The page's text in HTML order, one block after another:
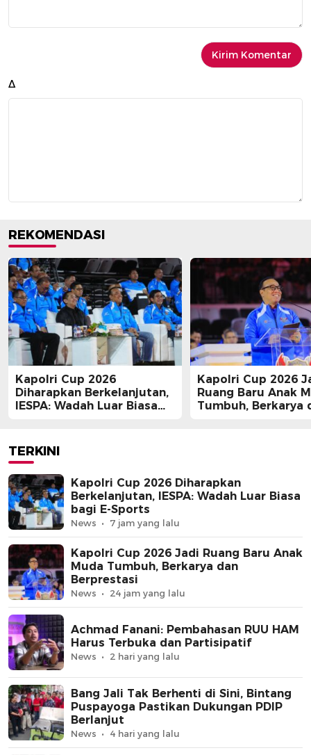
Δ
REKOMENDASI
Kapolri Cup 2026
Diharapkan Berkelanjutan,
IESPA: Wadah Luar Biasa
Kapolri Cup 2026
Ruang Baru Anak
Tumbuh, Berkarya
TERKINI
Kapolri Cup 2026 Diharapkan
Berkelanjutan, IESPA: Wadah Luar Biasa
bagi E-Sports
News 7 jam yang lalu
Kapolri Cup 2026 Jadi Ruang Baru Anak
Muda Tumbuh, Berkarya dan
Berprestasi
News 24 jam yang lalu
Achmad Fanani: Pembahasan RUU HAM
Harus Terbuka dan Partisipatif
News 2 hari yang lalu
Bang Jali Tak Berhenti di Sini, Bintang
Puspayoga Pastikan Dukungan PDIP
Berlanjut
News 4 hari yang lalu